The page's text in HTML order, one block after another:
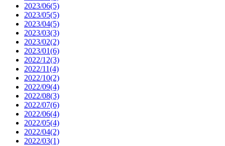
2023/06(5)
2023/05(5)
2023/04(5)
2023/03(3)
2023/02(2)
2023/01(6)
2022/12(3)
2022/11(4)
2022/10(2)
2022/09(4)
2022/08(3)
2022/07(6)
2022/06(4)
2022/05(4)
2022/04(2)
2022/03(1)